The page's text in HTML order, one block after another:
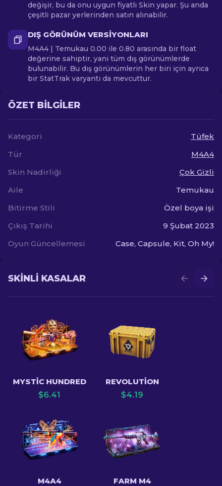
değişir, bu da onu uygun fiyatlı Skin yapar. Şu anda
çeşitli pazar yerlerinden satın alınabilir.
DIŞ GÖRÜNÜM VERSIYONLARI
M4A4 | Temukau 0.00 ile 0.80 arasında bir float
değerine sahiptir, yani tüm dış görünümlerde
bulunabilir. Bu dış görünümlerin her biri için ayrıca
bir StatTrak varyantı da mevcuttur.
ÖZET BILGILER
Kategori
Tüfek
Tür
M4A4
Skin Nadirliği
Çok Gizli
Aile
Temukau
Bitirme Stili
Özel boya işi
Çıkış Tarihi
9 Şubat 2023
Oyun Güncellemesi
Case, Capsule, Kit, Oh My!
SKINLI KASALAR
MYSTIC HUNDRED
$6.41
REVOLUTION
$4.19
M4A4 FARM M4